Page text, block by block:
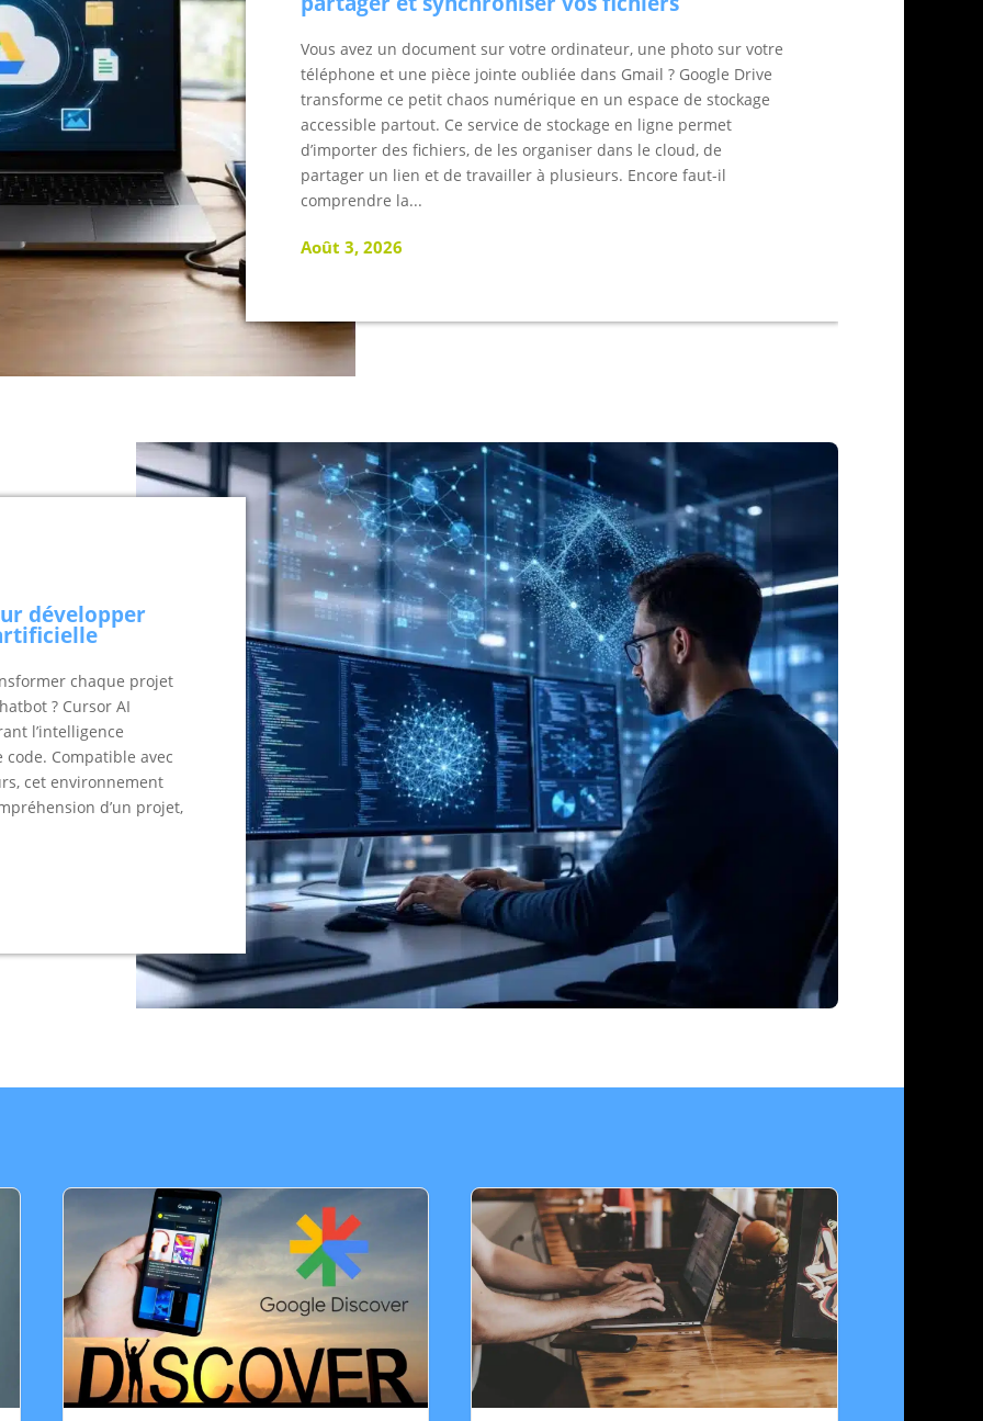
Vous avez un document sur votre ordinateur, une photo sur votre
téléphone et une pièce jointe oubliée dans Gmail ? Google Drive
transforme ce petit chaos numérique en un espace de stockage
accessible partout. Ce service de stockage en ligne permet
d’importer des fichiers, de les organiser dans le cloud, de
partager un lien et de travailler à plusieurs. Encore faut-il
comprendre la...
Août 3, 2026
développer
chaque projet
? Cursor AI
l’intelligence
Compatible avec
cet environnement
d’un projet,